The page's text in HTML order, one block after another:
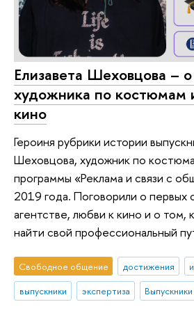
Елизавета Шеховцова –
художника по костюмам
кино
Героиня рубрики истории
Шеховцова, художник по
программы «Реклама и связи с
2019 года. Поговорили о первых
агентстве, любви к кино и о том,
найти свой профессиональный
Свободное общение достижения
выпускники
экспертиза